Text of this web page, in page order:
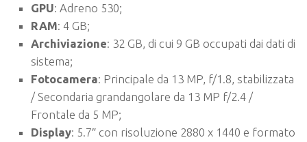
GPU: Adreno 530;
RAM: 4 GB;
Archiviazione: 32 GB, di cui 9 GB occupati dai dati di
sistema;
Fotocamera: Principale da 13 MP, f/1.8, stabilizzata
/ Secondaria grandangolare da 13 MP f/2.4 /
Frontale da 5 MP;
Display: 5.7″ con risoluzione 2880 x 1440 e formato